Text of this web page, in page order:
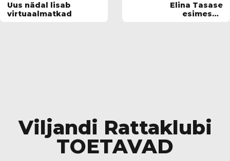
Uus nädal lisab
virtuaalmatkad
Elina Tasase
esimesed
Viljandi Rattaklubi
TOETAVAD